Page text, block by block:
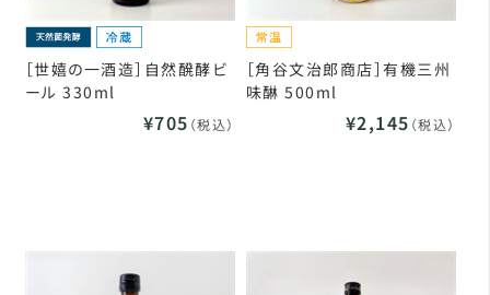
［世嬉の一酒造］自然醗酵ビ
ール 330ml
¥705 （税込）
［角谷文治郎商店］有機三州
味醂 500ml
¥2,145 （税込）